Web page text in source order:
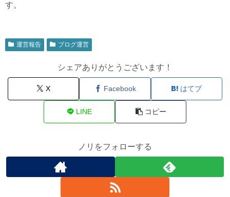
す。
運営報告 ブログ運営
シェアありがとうございます！
X Facebook はてブ
LINE コピー
ノリをフォローする